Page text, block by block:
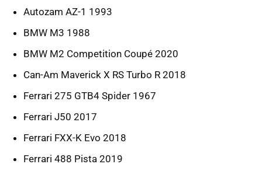
Autozam AZ-1 1993
BMW M3 1988
BMW M2 Competition Coupé 2020
Can-Am Maverick X RS Turbo R 2018
Ferrari 275 GTB4 Spider 1967
Ferrari J50 2017
Ferrari FXX-K Evo 2018
Ferrari 488 Pista 2019